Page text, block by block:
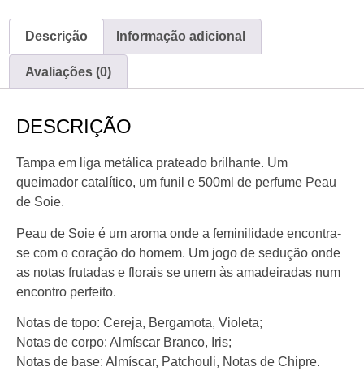
Descrição Informação adicional
Avaliações (0)
DESCRIÇÃO
Tampa em liga metálica prateado brilhante. Um
queimador catalítico, um funil e 500ml de perfume Peau
de Soie.
Peau de Soie é um aroma onde a feminilidade encontra-
se com o coração do homem. Um jogo de sedução onde
as notas frutadas e florais se unem às amadeiradas num
encontro perfeito.
Notas de topo: Cereja, Bergamota, Violeta;
Notas de corpo: Almíscar Branco, Iris;
Notas de base: Almíscar, Patchouli, Notas de Chipre.